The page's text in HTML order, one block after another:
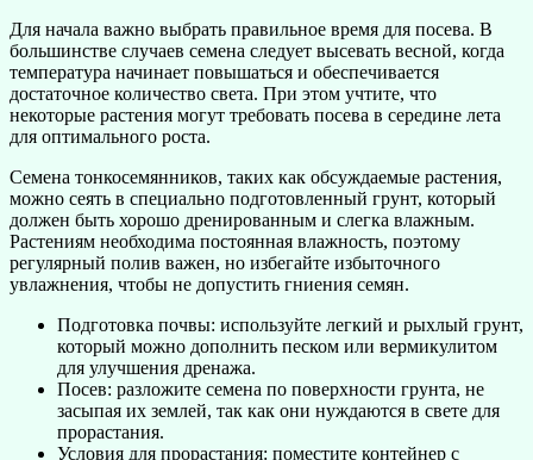
Для начала важно выбрать правильное время для посева. В
большинстве случаев семена следует высевать весной, когда
температура начинает повышаться и обеспечивается
достаточное количество света. При этом учтите, что
некоторые растения могут требовать посева в середине лета
для оптимального роста.
Семена тонкосемянников, таких как обсуждаемые растения,
можно сеять в специально подготовленный грунт, который
должен быть хорошо дренированным и слегка влажным.
Растениям необходима постоянная влажность, поэтому
регулярный полив важен, но избегайте избыточного
увлажнения, чтобы не допустить гниения семян.
Подготовка почвы: используйте легкий и рыхлый грунт,
который можно дополнить песком или вермикулитом
для улучшения дренажа.
Посев: разложите семена по поверхности грунта, не
засыпая их землей, так как они нуждаются в свете для
прорастания.
Условия для прорастания: поместите контейнер с